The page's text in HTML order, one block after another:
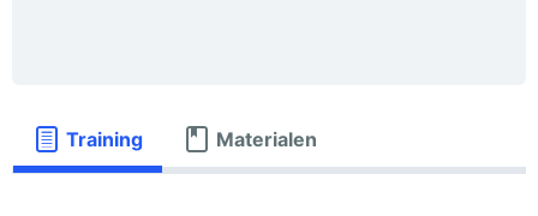
Training Materialen